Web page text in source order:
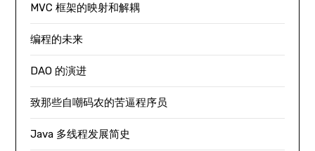
MVC 框架的映射和解耦
编程的未来
DAO 的演进
致那些自嘲码农的苦逼程序员
Java 多线程发展简史